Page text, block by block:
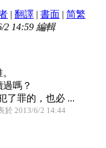
| 翻譯 | 書面 | 简繁
2 14:59 編輯
嗎？
了罪的，也必 ...
於 2013/6/2 14:44